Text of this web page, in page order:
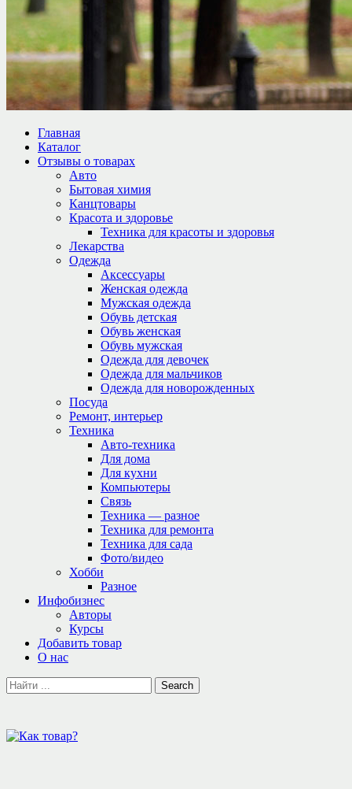
Главная
Каталог
Отзывы о товарах
Авто
Бытовая химия
Канцтовары
Красота и здоровье
Техника для красоты и здоровья
Лекарства
Одежда
Аксессуары
Женская одежда
Мужская одежда
Обувь детская
Обувь женская
Обувь мужская
Одежда для девочек
Одежда для мальчиков
Одежда для новорожденных
Посуда
Ремонт, интерьер
Техника
Авто-техника
Для дома
Для кухни
Компьютеры
Связь
Техника — разное
Техника для ремонта
Техника для сада
Фото/видео
Хобби
Разное
Инфобизнес
Авторы
Курсы
Добавить товар
О нас